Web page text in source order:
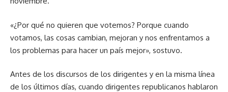
«¿Por qué no quieren que votemos? Porque cuando
votamos, las cosas cambian, mejoran y nos enfrentamos a
los problemas para hacer un país mejor», sostuvo.
Antes de los discursos de los dirigentes y en la misma línea
de los últimos días, cuando dirigentes republicanos hablaron